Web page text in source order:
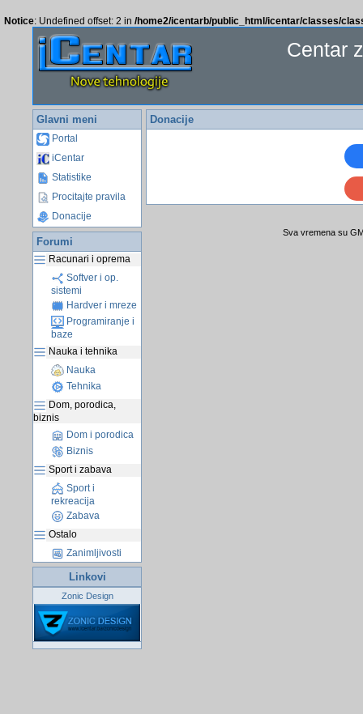
Notice: Undefined offset: 2 in /home2/icentarb/public_html/icentar/classes/
Centar
Glavni meni
Portal
iCentar
Statistike
Procitajte pravila
Donacije
Forumi
Racunari i oprema
Softver i op.
sistemi
Hardver i mreze
Programiranje i
baze
Nauka i tehnika
Nauka
Tehnika
Dom, porodica,
biznis
Dom i porodica
Biznis
Sport i zabava
Sport i
rekreacija
Zabava
Ostalo
Zanimljivosti
Linkovi
Zonic Design
Donacije
Sva vremena su